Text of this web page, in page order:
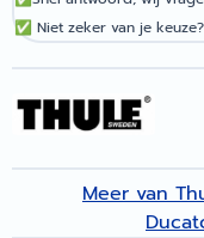
✅ Niet zeker van je
Meer van